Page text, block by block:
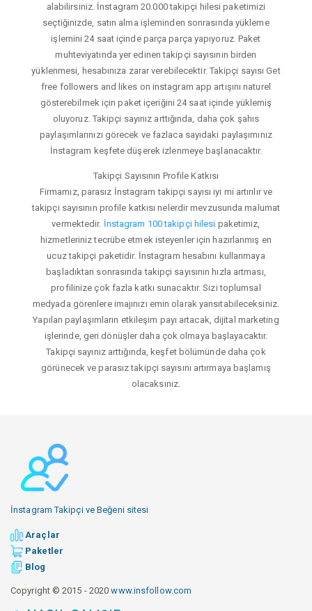
alabilirsiniz. İnstagram 20.000 takipçi hilesi paketimizi
seçtiğinizde, satın alma işleminden sonrasında yükleme
işlemini 24 saat içinde parça parça yapıyoruz. Paket
muhteviyatında yer edinen takipçi sayısının birden
yüklenmesi, hesabınıza zarar verebilecektir. Takipçi sayısı Get
free followers and likes on instagram app artışını naturel
gösterebilmek için paket içeriğini 24 saat içinde yüklemiş
oluyoruz. Takipçi sayınız arttığında, daha çok şahıs
paylaşımlarınızı görecek ve fazlaca sayıdaki paylaşımınız
İnstagram keşfete düşerek izlenmeye başlanacaktır.
Takipçi Sayısının Profile Katkısı
Firmamız, parasız İnstagram takipçi sayısı iyi mi artırılır ve
takipçi sayısının profile katkısı nelerdir mevzusunda malumat
vermektedir. İnstagram 100 takipçi hilesi paketimiz,
hizmetleriniz tecrübe etmek isteyenler için hazırlanmış en
ucuz takipçi paketidir. İnstagram hesabını kullanmaya
başladıktan sonrasında takipçi sayısının hızla artması,
profilinize çok fazla katkı sunacaktır. Sizi toplumsal
medyada görenlere imajınızı emin olarak yansıtabileceksiniz.
Yapılan paylaşımların etkileşim payı artacak, dijital marketing
işlerinde, geri dönüşler daha çok olmaya başlayacaktır.
Takipçi sayınız arttığında, keşfet bölümünde daha çok
görünecek ve parasız takipçi sayısını artırmaya başlamış
olacaksınız.
İnstagram Takipçi ve Beğeni sitesi
Araçlar
Paketler
Blog
Copyright © 2015 - 2020www.insfollow.com